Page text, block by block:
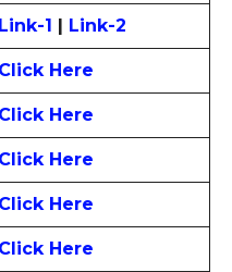
Link-1 | Link-2
Click Here
Click Here
Click Here
Click Here
Click Here